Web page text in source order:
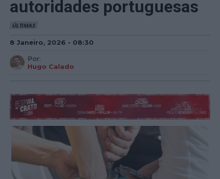
autoridades portuguesas
ÚLTIMAS
8 Janeiro, 2026 - 08:30
Por:
Hugo Calado